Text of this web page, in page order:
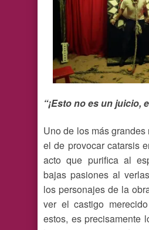
“¡Esto no es un juicio,
Uno de los más
el de provocar catarsis
acto que purifica al
bajas pasiones al
los personajes de la
ver el castigo
estos, es precisamente